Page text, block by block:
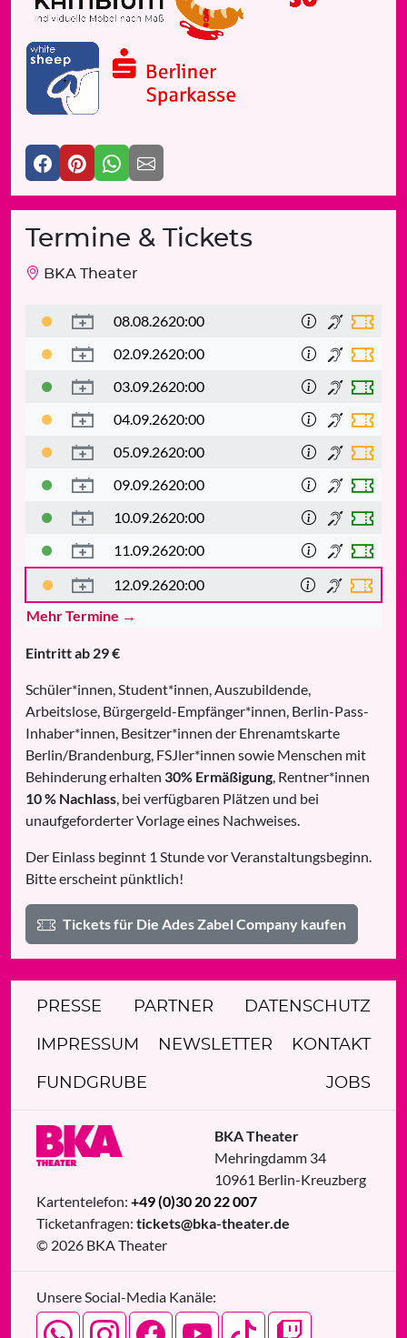
Termine & Tickets
BKA Theater
08.08.2620:00
02.09.2620:00
03.09.2620:00
04.09.2620:00
05.09.2620:00
09.09.2620:00
10.09.2620:00
11.09.2620:00
12.09.2620:00
Mehr Termine →
Eintritt ab 29 €
Schüler*innen, Student*innen, Auszubildende,
Arbeitslose, Bürgergeld-Empfänger*innen, Berlin-Pass-
Inhaber*innen, Besitzer*innen der Ehrenamtskarte
Berlin/Brandenburg, FSJler*innen sowie Menschen mit
Behinderung erhalten 30% Ermäßigung, Rentner*innen
10 % Nachlass, bei verfügbaren Plätzen und bei
unaufgeforderter Vorlage eines Nachweises.
Der Einlass beginnt 1 Stunde vor Veranstaltungsbeginn.
Bitte erscheint pünktlich!
Tickets für Die Ades Zabel Company kaufen
PRESSE PARTNER DATENSCHUTZ
IMPRESSUM NEWSLETTER KONTAKT
FUNDGRUBE JOBS
BKA Theater
Mehringdamm 34
10961 Berlin-Kreuzberg
Kartentelefon: +49 (0)30 20 22 007
Ticketanfragen: tickets@bka-theater.de
© 2026 BKA Theater
Unsere Social-Media Kanäle: